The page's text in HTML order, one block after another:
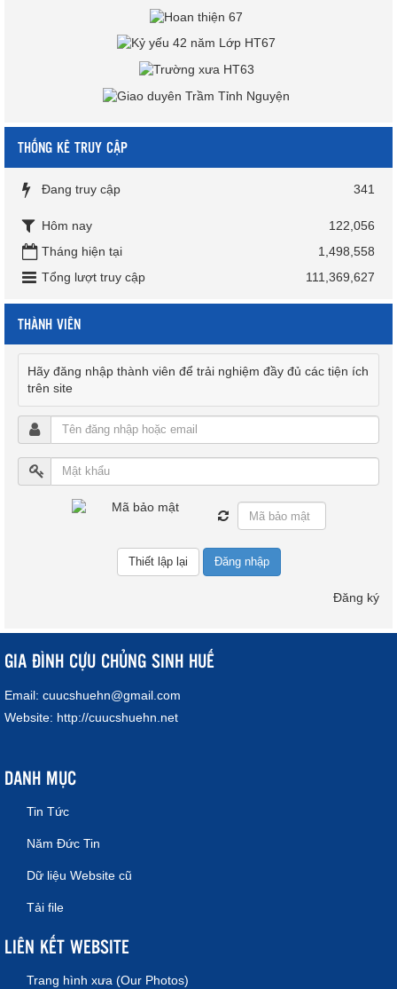
THỐNG KÊ TRUY CẬP
Đang truy cập 341
Hôm nay
122,056
Tháng hiện tại
1,498,558
Tổng lượt truy cập
111,369,627
THÀNH VIÊN
Hãy đăng nhập thành viên để trải nghiệm đầy đủ các tiện ích
trên site
Đăng nhập
Đăng ký
GIA ĐÌNH CỰU CHỦNG SINH HUẾ
Email: cuucshuehn@gmail.com
Website: http://cuucshuehn.net
DANH MỤC
Tin Tức
Năm Đức Tin
Dữ liệu Website cũ
Tải file
LIÊN KẾT WEBSITE
Trang hình xưa (Our Photos)